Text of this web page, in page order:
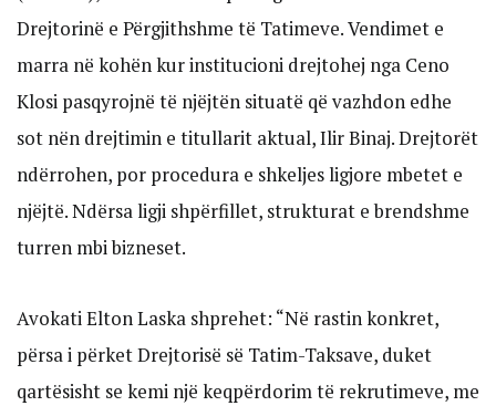
Drejtorinë e Përgjithshme të Tatimeve. Vendimet e
marra në kohën kur institucioni drejtohej nga Ceno
Klosi pasqyrojnë të njëjtën situatë që vazhdon edhe
sot nën drejtimin e titullarit aktual, Ilir Binaj. Drejtorët
ndërrohen, por procedura e shkeljes ligjore mbetet e
njëjtë. Ndërsa ligji shpërfillet, strukturat e brendshme
turren mbi bizneset.
Avokati Elton Laska shprehet: “Në rastin konkret,
përsa i përket Drejtorisë së Tatim-Taksave, duket
qartësisht se kemi një keqpërdorim të rekrutimeve, me